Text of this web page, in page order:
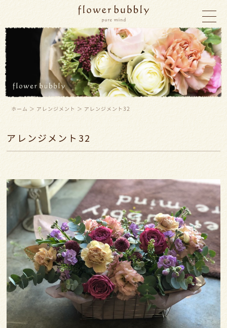
ホーム ＞ アレンジメント ＞ アレンジメント32
アレンジメント32